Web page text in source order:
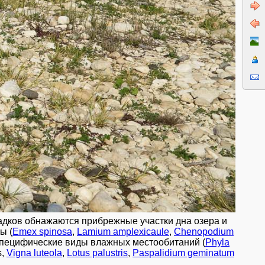
подаренный
и
обнажаются прибрежные участки дна озера и
(Emex spinosa, Lamium amplexicaule, Chenopodium
виды влажных местообитаний (Phyla
Vigna luteola, Lotus palustris, Paspalidium geminatum